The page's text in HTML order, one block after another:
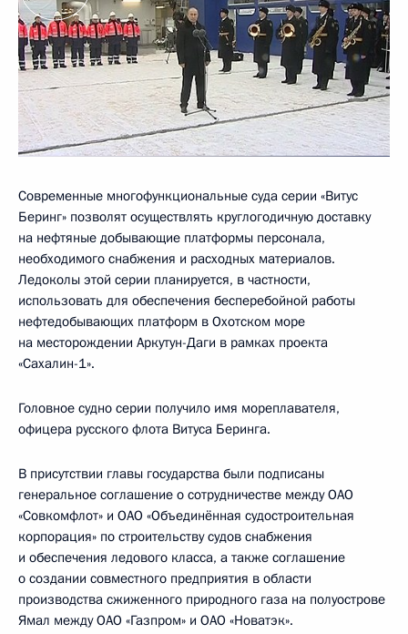
Современные многофункциональные суда серии «Витус
Беринг» позволят осуществлять круглогодичную доставку
на нефтяные добывающие платформы персонала,
необходимого снабжения и расходных материалов.
Ледоколы этой серии планируется, в частности,
использовать для обеспечения бесперебойной работы
нефтедобывающих платформ в Охотском море
на месторождении Аркутун-Даги в рамках проекта
«Сахалин-1».
Головное судно серии получило имя мореплавателя,
офицера русского флота Витуса Беринга.
В присутствии главы государства были подписаны
генеральное соглашение о сотрудничестве между ОАО
«Совкомфлот» и ОАО «Объединённая судостроительная
корпорация» по строительству судов снабжения
и обеспечения ледового класса, а также соглашение
о создании совместного предприятия в области
производства сжиженного природного газа на полуострове
Ямал между ОАО «Газпром» и ОАО «Новатэк».